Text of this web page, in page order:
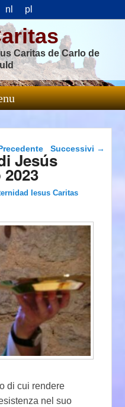
nl pl
Caritas de Carlo de
articolo
Successivi →
Jesús
Iesus Caritas
di cui rendere
nel suo